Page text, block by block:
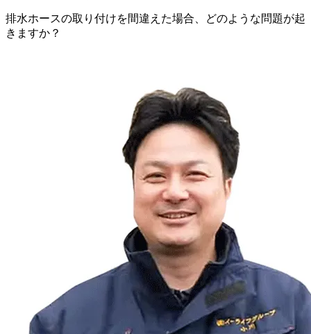
排水ホースの取り付けを間違えた場合、どのような問題が起
きますか？